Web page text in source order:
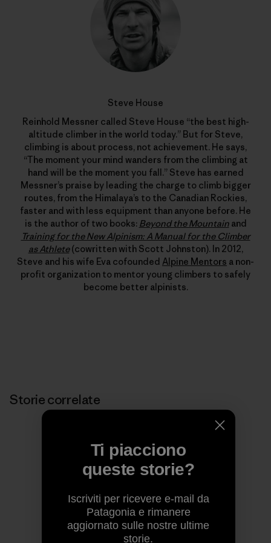
Steve House
Reinhold Messner called Steve House “the best high-
altitude climber in the world today.” But for Steve,
climbing is about process, not achievement. He says,
“The moment your mind wanders from the climbing at
hand will be the moment you fall.” Steve has earned
Messner’s praise by leading the charge to climb bigger
routes, from the Himalaya’s to the Canadian Rockies,
faster and with less equipment than anyone before. He
is the author of two books: Beyond the Mountainand
Training for the New Alpinism: A Manual for the Climber
as Athlete(cowritten with Scott Johnston). In 2012,
Steve and his wife Eva cofounded Alpine Mentors a non-
profit organization to mentor young climbers to safely
become better alpinists.
Storie correlate
Ti piacciono
queste storie?
Iscriviti per ricevere e-mail da
Patagonia e rimanere
aggiornato sulle nostre ultime
storie.